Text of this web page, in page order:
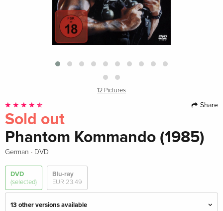
12 Pictures
Share
Sold out
Phantom Kommando (1985)
German · DVD
DVD
(selected)
Blu-ray
EUR 23.49
13 other versions available